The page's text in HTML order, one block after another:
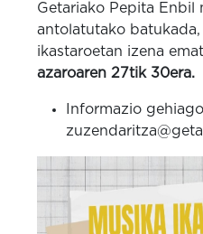
Getariako Pepita Enbil
antolatutako
ikastaroetan izena
azaroaren 27tik 30era.
Informazio